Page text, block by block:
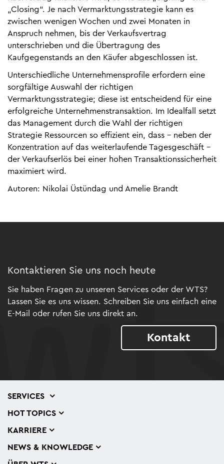
„Closing“. Je nach Vermarktungsstrategie kann es
zwischen wenigen Wochen und zwei Monaten in
Anspruch nehmen, bis der Verkaufsvertrag
unterschrieben und die Übertragung des
Kaufgegenstands an den Käufer abgeschlossen ist.
Unterschiedliche Unternehmensprofile erfordern eine
sorgfältige Auswahl der richtigen
Vermarktungsstrategie; diese ist entscheidend für eine
erfolgreiche Unternehmenstransaktion. Im Idealfall setzt
das Management durch die Wahl der richtigen
Strategie Ressourcen so effizient ein, dass – neben der
Konzentration auf das weiterlaufende Tagesgeschäft –
der Verkaufserlös bei einer hohen Transaktionssicherheit
maximiert wird.
Autoren: Nikolai Üstündag und Amelie Brandt
Kontaktieren Sie uns noch heute
Sie haben Fragen zu unseren Services oder der WTS?
Lassen Sie es uns wissen. Schreiben Sie uns einfach eine
E-Mail oder rufen Sie uns direkt an.
Kontakt
SERVICES
HOT TOPICS
KARRIERE
NEWS & KNOWLEDGE